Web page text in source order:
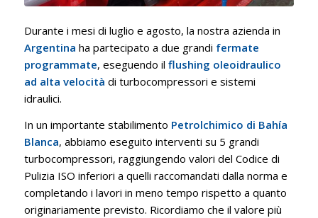
Durante i mesi di luglio e agosto, la nostra azienda in
Argentina ha partecipato a due grandi fermate
programmate, eseguendo il flushing oleoidraulico
ad alta velocità di turbocompressori e sistemi
idraulici.
In un importante stabilimento Petrolchimico di Bahía
Blanca, abbiamo eseguito interventi su 5 grandi
turbocompressori, raggiungendo valori del Codice di
Pulizia ISO inferiori a quelli raccomandati dalla norma e
completando i lavori in meno tempo rispetto a quanto
originariamente previsto. Ricordiamo che il valore più